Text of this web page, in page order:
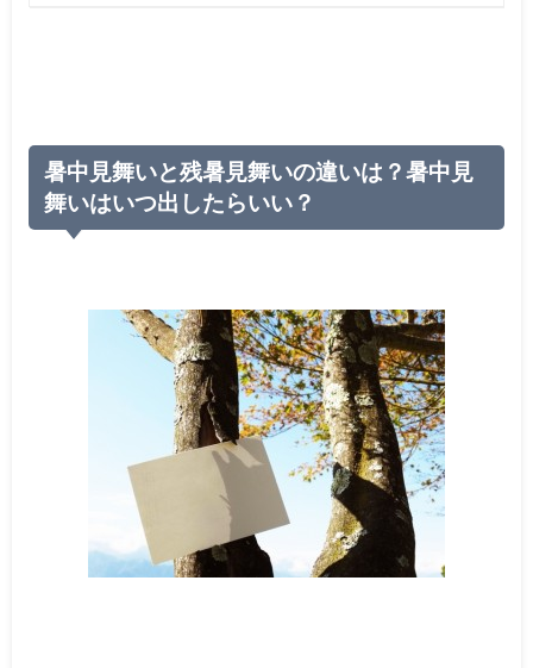
暑中見舞いと残暑見舞いの違いは？暑中見
舞いはいつ出したらいい？